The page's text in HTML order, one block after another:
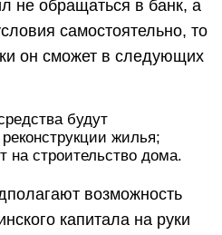
не обращаться в банк, а
самостоятельно, то
он сможет в следующих
будут
жилья;
на строительство дома.
возможность
капитала на руки